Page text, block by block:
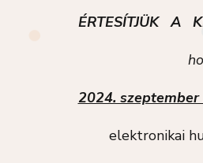
ÉRTESÍTJÜK A
2024.
elektronikai